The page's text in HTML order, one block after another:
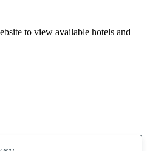
to view available hotels and